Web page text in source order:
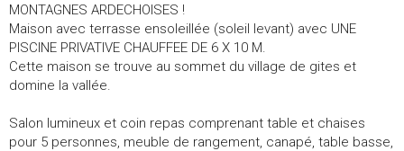
MONTAGNES ARDECHOISES !
Maison avec terrasse ensoleillée (soleil levant) avec UNE
PISCINE PRIVATIVE CHAUFFEE DE 6 X 10 M.
Cette maison se trouve au sommet du village de gites et
domine la vallée.
Salon lumineux et coin repas comprenant table et chaises
pour 5 personnes, meuble de rangement, canapé, table basse,